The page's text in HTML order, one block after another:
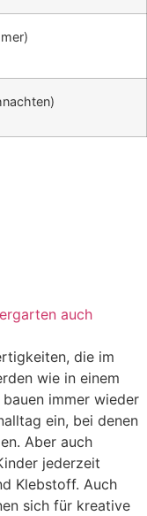
auch
die im
wie in einem
immer wieder
ein, bei denen
Aber auch
jederzeit
Klebstoff. Auch
sich für kreative